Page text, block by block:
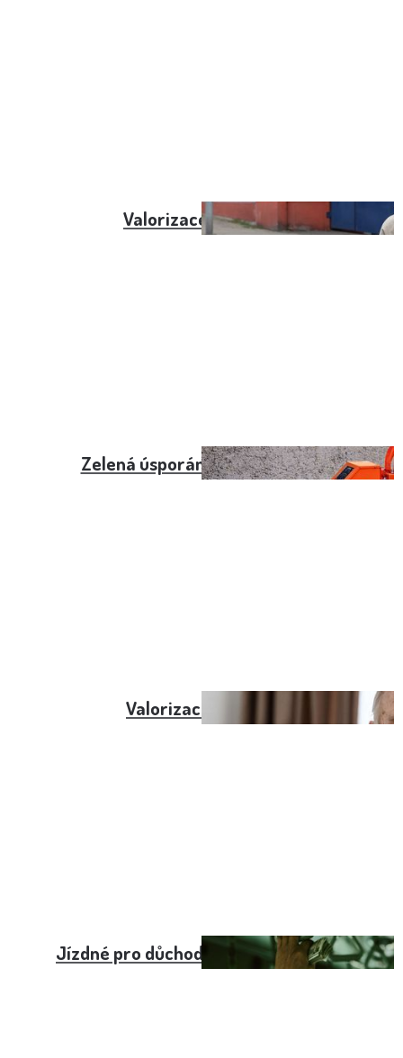
Valorizace důchodů
Zelená úsporám pro důchodce
Valorizace zpomalí
Jízdné pro důchodce nad 70 let Brno